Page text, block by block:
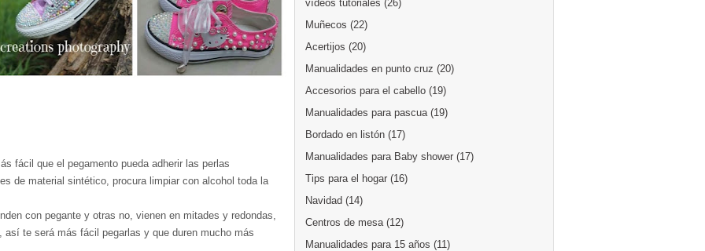
fácil que el pegamento pueda adherir las perlas
de material sintético, procura limpiar con alcohol toda la
con pegante y otras no, vienen en mitades y redondas,
te será más fácil pegarlas y que duren mucho más
vídeos tutoriales (26)
Muñecos (22)
Acertijos (20)
Manualidades en punto cruz (20)
Accesorios para el cabello (19)
Manualidades para pascua (19)
Bordado en listón (17)
Manualidades para Baby shower (17)
Tips para el hogar (16)
Navidad (14)
Centros de mesa (12)
Manualidades para 15 años (11)